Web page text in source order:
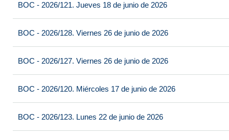
BOC - 2026/121. Jueves 18 de junio de 2026
BOC - 2026/128. Viernes 26 de junio de 2026
BOC - 2026/127. Viernes 26 de junio de 2026
BOC - 2026/120. Miércoles 17 de junio de 2026
BOC - 2026/123. Lunes 22 de junio de 2026